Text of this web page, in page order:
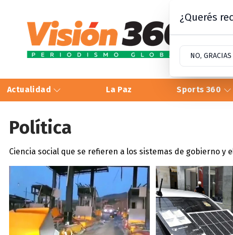
Actualidad La Paz Sports 360
Política
Ciencia social que se refieren a los sistemas de gobierno y
¿Querés
NO, GRACIAS